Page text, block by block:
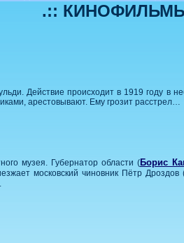
.::
Действие происходит в 1919 году в
арестовывают. Ему грозит расстрел…
музея. Губернатор области (Борис
московский чиновник Пётр Дроздов